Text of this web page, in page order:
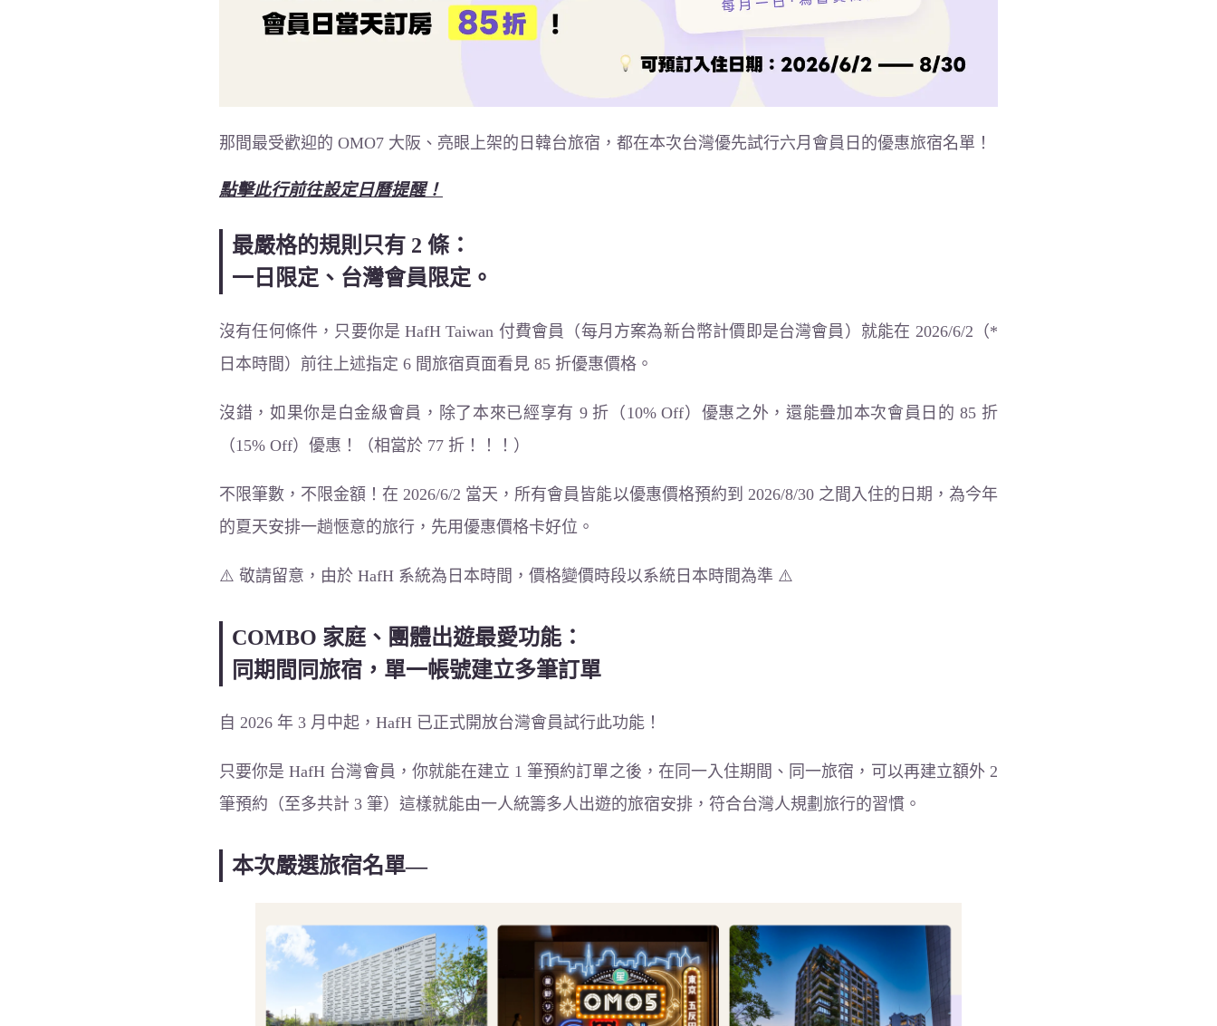
那間最受歡迎的 OMO7 大阪、亮眼上架的日韓台旅宿，都在本次台灣優先試行六月會員日的優惠旅宿名單！
點擊此行前往設定日曆提醒！
最嚴格的規則只有 2 條：
一日限定、台灣會員限定。
沒有任何條件，只要你是 HafH Taiwan 付費會員（每月方案為新台幣計價即是台灣會員）就能在 2026/6/2（*
日本時間）前往上述指定 6 間旅宿頁面看見 85 折優惠價格。
沒錯，如果你是白金級會員，除了本來已經享有 9 折（10% Off）優惠之外，還能疊加本次會員日的 85 折
（15% Off）優惠！（相當於 77 折！！！）
不限筆數，不限金額！在 2026/6/2 當天，所有會員皆能以優惠價格預約到 2026/8/30 之間入住的日期，為今年
的夏天安排一趟愜意的旅行，先用優惠價格卡好位。
⚠️ 敬請留意，由於 HafH 系統為日本時間，價格變價時段以系統日本時間為準 ⚠️
COMBO 家庭、團體出遊最愛功能：
同期間同旅宿，單一帳號建立多筆訂單
自 2026 年 3 月中起，HafH 已正式開放台灣會員試行此功能！
只要你是 HafH 台灣會員，你就能在建立 1 筆預約訂單之後，在同一入住期間、同一旅宿，可以再建立額外 2
筆預約（至多共計 3 筆）這樣就能由一人統籌多人出遊的旅宿安排，符合台灣人規劃旅行的習慣。
本次嚴選旅宿名單—